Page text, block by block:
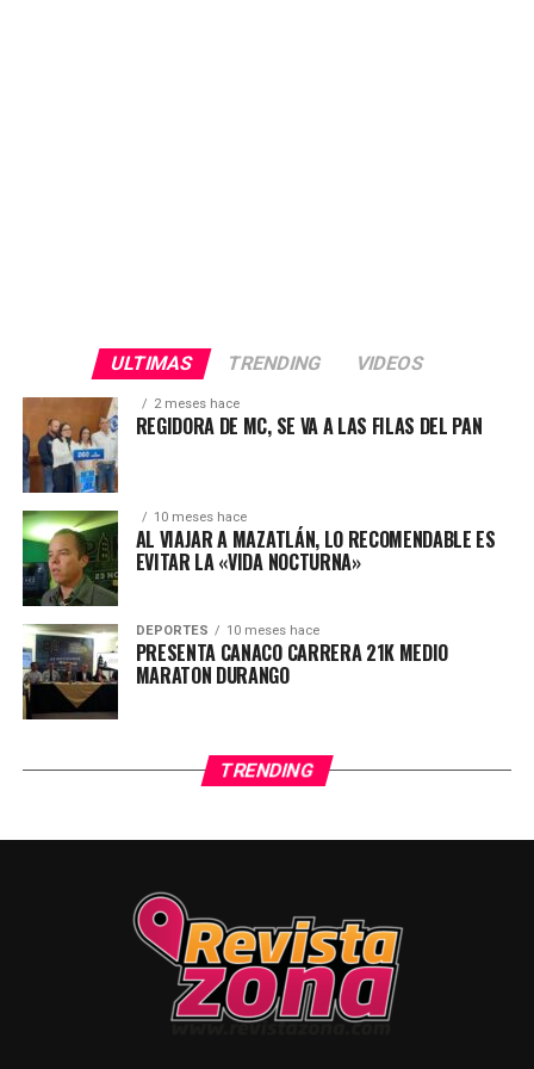
ULTIMAS TRENDING VIDEOS
2 meses hace
REGIDORA DE MC, SE VA A LAS FILAS DEL PAN
10 meses hace
AL VIAJAR A MAZATLÁN, LO RECOMENDABLE ES
EVITAR LA «VIDA NOCTURNA»
DEPORTES 10 meses hace
PRESENTA CANACO CARRERA 21K MEDIO
MARATON DURANGO
TRENDING